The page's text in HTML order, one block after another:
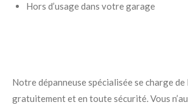
Hors d’usage dans votre garage
Notre dépanneuse spécialisée se charge de
gratuitement et en toute sécurité. Vous